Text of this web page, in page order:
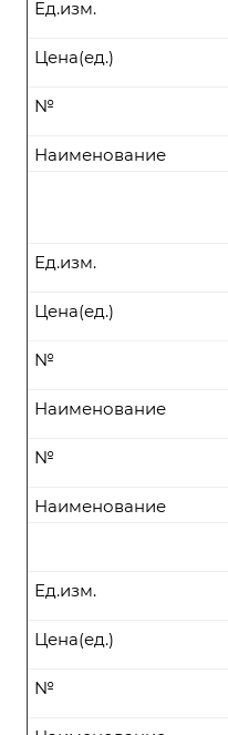
Ед.изм.
Цена(ед.)
№
Наименование
Ед.изм.
Цена(ед.)
№
Наименование
№
Наименование
Ед.изм.
Цена(ед.)
№